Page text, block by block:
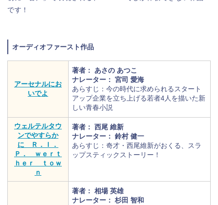
です！
オーディオファースト作品
アーセナルにお
いでよ
著者： あさの あつこ
ナレーター： 宮司 愛海
あらすじ：今の時代に求められるスタート
アップ企業を立ち上げる若者4人を描いた新
しい青春小説
ウェルテルタウ
ンでやすらか
に Ｒ．Ｉ．
Ｐ． ｗｅｒｔ
ｈｅｒ ｔｏｗ
ｎ
著者： 西尾 維新
ナレーター： 鈴村 健一
あらすじ：奇才・西尾維新がおくる、スラ
ップスティックストーリー！
著者： 相場 英雄
ナレーター： 杉田 智和